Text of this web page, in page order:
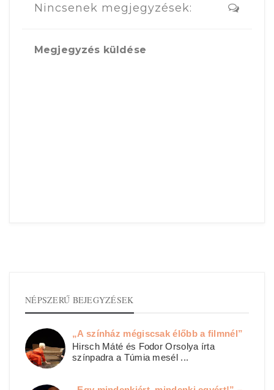
Nincsenek megjegyzések:
Megjegyzés küldése
NÉPSZERŰ BEJEGYZÉSEK
„A színház mégiscsak élőbb a filmnél”
Hirsch Máté és Fodor Orsolya írta
színpadra a Túmia mesél ...